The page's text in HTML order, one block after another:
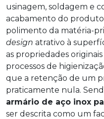
usinagem, soldagem e
acabamento do
polimento da matéria-
design atrativo à
as propriedades
processos de
que a retenção de um
praticamente nula.
armário de aço inox
ser descrita como um